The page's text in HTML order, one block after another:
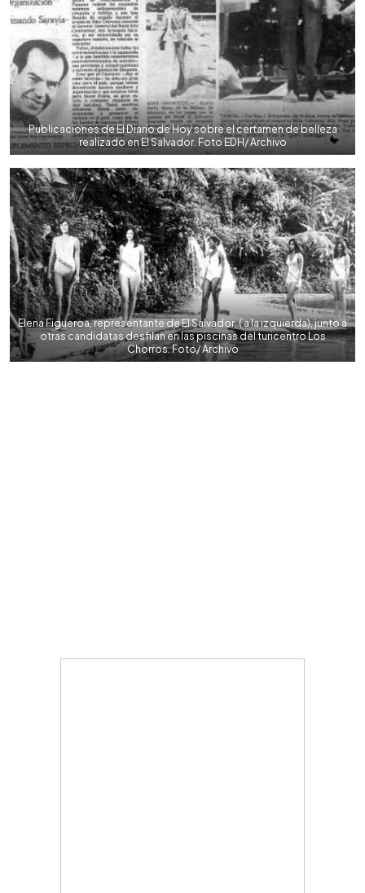
Publicaciones de El Diario de Hoy sobre el certamen de belleza
realizado en El Salvador. Foto EDH/ Archivo
Elena Figueroa, representante de El Salvador, ( a la izquierda), junto a
otras candidatas desfilan en las piscinas del turicentro Los
Chorros. Foto/ Archivo